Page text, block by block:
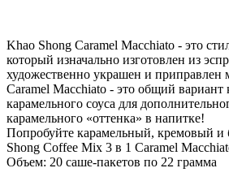
Khao Shong Caramel Macchiato - это
который изначально изготовлен из
художественно украшен и приправлен
Caramel Macchiato - это общий вариант
карамельного соуса для
карамельного «оттенка» в напитке!
Попробуйте карамельный, кремовый и
Shong Coffee Mix 3 в 1 Caramel
Объем: 20 саше-пакетов по 22 грамма